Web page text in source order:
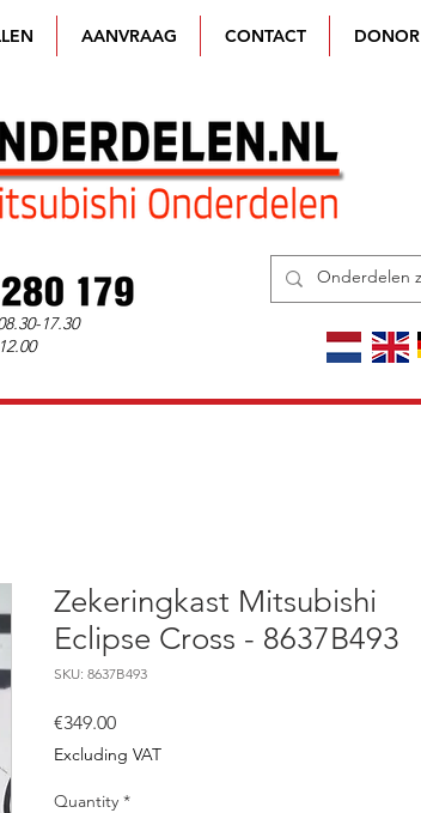
AANVRAAG CONTACT DONOR
17.30
Zekeringkast Mitsubishi
Eclipse Cross - 8637B493
SKU: 8637B493
€349.00Price
Excluding VAT
Quantity *